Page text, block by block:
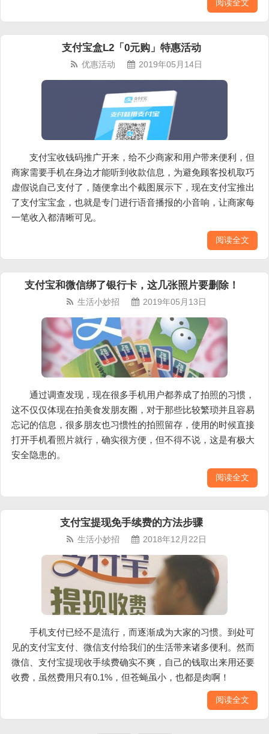
阅读全文
支付宝盒L2「0元购」特惠活动
优惠活动 2019年05月14日
支付宝收钱码推广开来，给不少商家和用户带来便利，但
商家需要手机在身边才能听到收款信息，为避免顾客投机取巧
虚假说自己支付了，随便拿出个截图展示下，现在支付宝推出
了支付宝宝盒，也就是专门进行语音播报的小音响，让商家每
一笔收入都清晰可见。
阅读全文
支付宝和微信绑了银行卡，这几张照片要删除！
生活小妙招 2019年05月13日
通过调查发现，现在很多手机用户都养成了拍照的习惯，
这不仅仅体现在拍美食发朋友圈，对于那些比较繁琐并且容易
忘记的信息，很多朋友也习惯性的拍照留存，使用的时候直接
打开手机看照片就行，确实很方便，但不得不说，这是有极大
安全隐患的。
阅读全文
支付宝提现免手续费的方法步骤
生活小妙招 2018年12月22日
手机支付已经不是流行，而逐渐成为大家的习惯。到处可
见的支付宝支付、微信支付给我们的生活带来诸多便利。然而
微信、支付宝提现收手续费确实不爽，自己的钱取出来用还要
收费，虽然费用只有0.1%，但苍蝇虽小，也都是肉啊！
阅读全文